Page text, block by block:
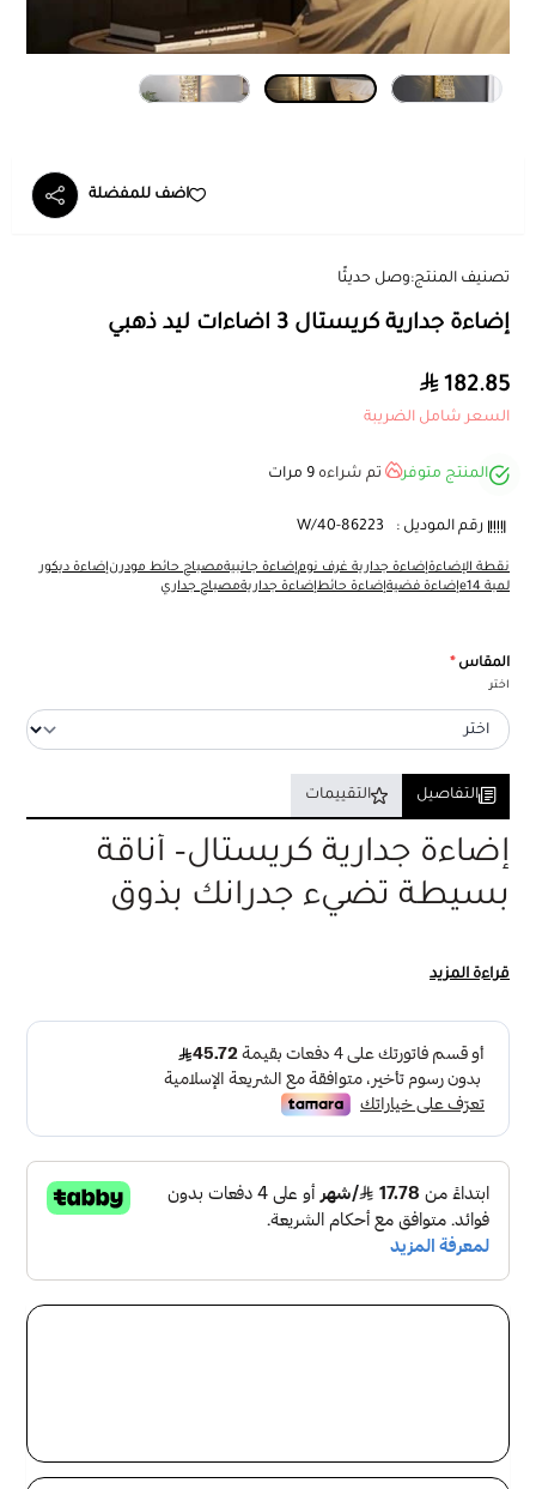
اضف للمفضلة
تصنيف المنتج:وصل حديثًا
إضاءة جدارية كريستال 3 اضاءات ليد ذهبي
182.85
السعر شامل الضريبة
المنتج متوفر تم شراءه 9 مرات
رقم الموديل : 40-86223/W
نقطة الإضاءةإضاءة جدارية غرف نومإضاءة جانبيةمصباح حائط مودرنإضاءة ديكور
لمبة e14
إضاءة فضيةإضاءة حائطإضاءة جداريةمصباح جداري
المقاس *
اختر
التفاصيل التقييمات
إضاءة جدارية كريستال– أناقة
بسيطة تضيء جدرانك بذوق
أضف لمسة فاخرة إلى الجدران مع
تصميمها المعدني العصري يناسب مختلف المساحات مثل
المجالس،
غرف النوم، الممرات، والمداخل.
اللون: ذهبي
المقاس : 25سم ، 45سم
نوع الإنارة:اضاءة ليد LED
لون الإضاءة:
3 اضاءات مدمجة ( اضاءة بيضاء ، اصفر ، شمسي
نوع التركيب:
✔️ تصميم عصري بلون ذهبي كريستال
✔️ تركب بسهولة على الجدار
قراءة المزيد